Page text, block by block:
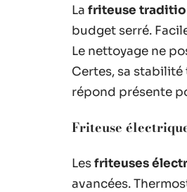
La friteuse
budget serré.
Le nettoyage ne
Certes, sa stabilité
répond présente
Friteuse
Lesfriteuses
avancées.